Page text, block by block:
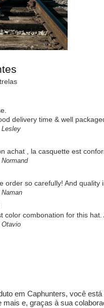
delivery time & well
Lesley
achat , la casquette est
order so carefully! And quality
color combonation for this
Otavio
em Caphunters, você
mais e, graças à sua